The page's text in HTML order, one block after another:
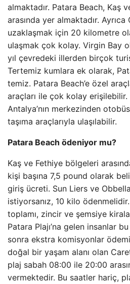
almaktadır. Patara Beach, Kaş
arasında yer almaktadır.
uzaklaşmak için 20 kilometre
ulaşmak çok kolay. Virgin Bay
yıl çevredeki illerden birçok
Tertemiz kumlara ek olarak,
temiz. Patara Beach’e özel
araçları ile çok kolay erişilebilir.
Antalya’nın merkezinden
taşıma araçlarıyla ulaşılabilir.
Patara Beach ödeniyor mu?
Kaş ve Fethiye bölgeleri
kişi başına 7,5 pound olarak
giriş ücreti. Sun Liers ve
istiyorsanız, 10 kilo ödenmelidir.
toplamı, zincir ve şemsiye
Patara Plajı’na gelen insanlar
sonra ekstra komisyonlar
doğal bir yaşam alanı olan
plaj sabah 08:00 ile 20:00
vermektedir. Bu saatler hariç,